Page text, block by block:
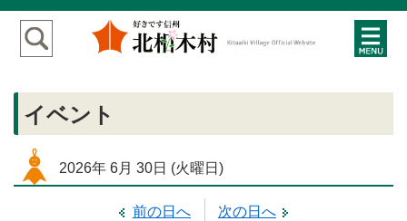
イベント
2026年 6月 30日 (火曜日 )
前の日へ 次の日へ